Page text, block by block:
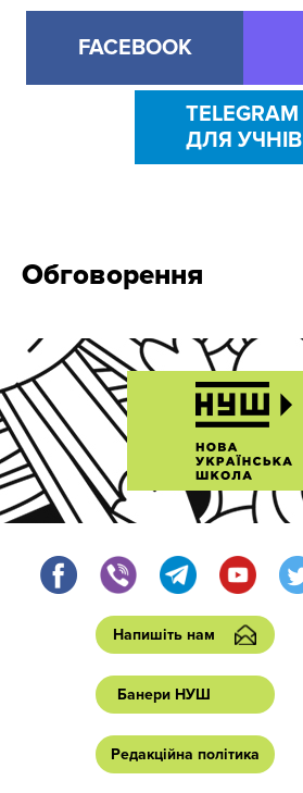
FACEBOOK
TELEGRAM
ДЛЯ УЧНІВ
Обговорення
Напишіть нам
Банери НУШ
Редакційна політика